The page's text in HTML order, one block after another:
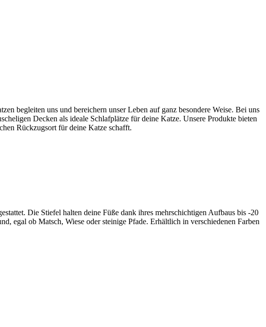
begleiten uns und bereichern unser Leben auf ganz besondere Weise. Bei uns
Decken als ideale Schlafplätze für deine Katze. Unsere Produkte bieten
Rückzugsort für deine Katze schafft.
Die Stiefel halten deine Füße dank ihres mehrschichtigen Aufbaus bis -20
egal ob Matsch, Wiese oder steinige Pfade. Erhältlich in verschiedenen Farben